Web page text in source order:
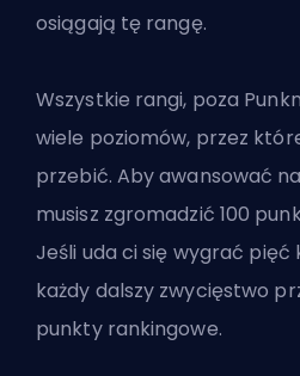
osiągają tę rangę.
Wszystkie rangi, poza
wiele poziomów, przez
przebić. Aby awansować
musisz zgromadzić 100
Jeśli uda ci się wygrać
każdy dalszy zwycięstwo
punkty rankingowe.